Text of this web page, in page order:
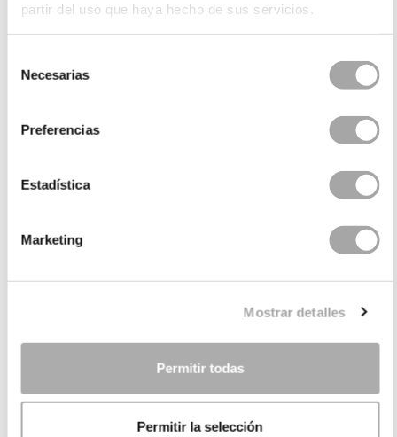
partir del uso que haya hecho de sus servicios.
Necesarias
Preferencias
Estadística
Marketing
Mostrar detalles
Permitir todas
Permitir la selección
COMPANY